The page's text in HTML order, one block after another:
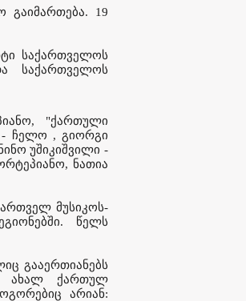
გაიმართება. 19
საქართველოს
საქართველოს
"ქართული
- ჩელო , გიორგი
უშიკიშვილი -
ნათია
მუსიკოს-
წელს
გააერთიანებს
ახალ ქართულ
არიან: